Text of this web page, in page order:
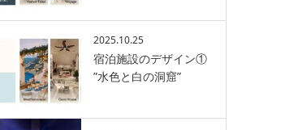
2025.10.25
宿泊施設のデザイン①
”水色と白の洞窟”